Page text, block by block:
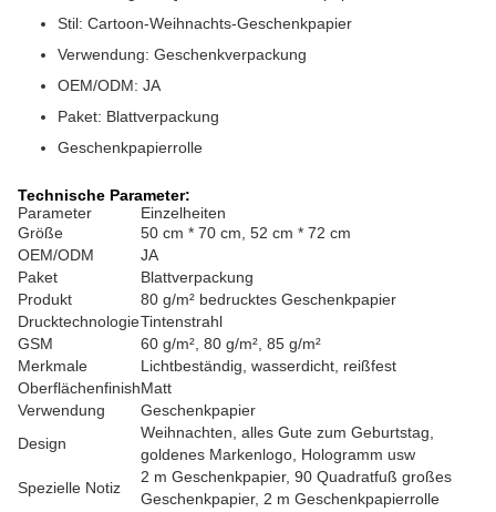
Stil: Cartoon-Weihnachts-Geschenkpapier
Verwendung: Geschenkverpackung
OEM/ODM: JA
Paket: Blattverpackung
Geschenkpapierrolle
Technische Parameter:
Parameter
Einzelheiten
Größe
50 cm * 70 cm, 52 cm * 72 cm
OEM/ODM
JA
Paket
Blattverpackung
Produkt
80 g/m² bedrucktes Geschenkpapier
DrucktechnologieTintenstrahl
GSM
60 g/m², 80 g/m², 85 g/m²
Merkmale
Lichtbeständig, wasserdicht, reißfest
OberflächenfinishMatt
Verwendung
Geschenkpapier
Design
Weihnachten, alles Gute zum Geburtstag,
goldenes Markenlogo, Hologramm usw
Spezielle Notiz
2 m Geschenkpapier, 90 Quadratfuß großes
Geschenkpapier, 2 m Geschenkpapierrolle